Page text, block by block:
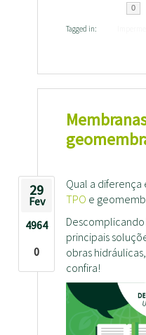
0
Tagged in:
29
Fev
4964
0
Qual a
TPO e
principais
obras
confira!